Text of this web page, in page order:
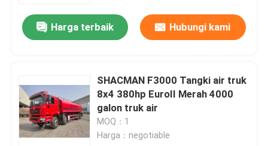
Harga terbaik Hubungi kami
SHACMAN F3000 Tangki air truk
8x4 380hp EuroII Merah 4000
galon truk air
MOQ：1
Harga：negotiable